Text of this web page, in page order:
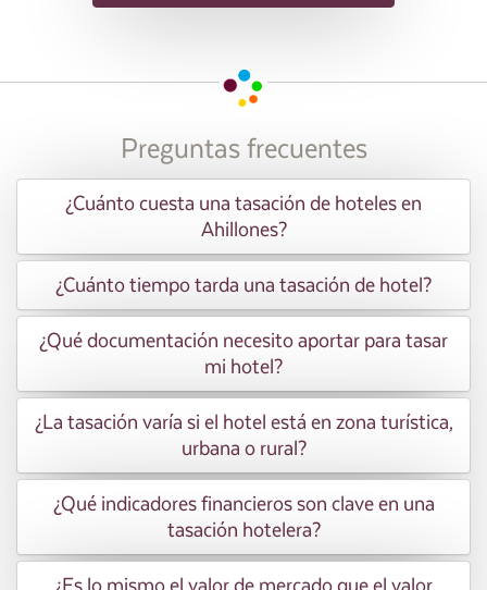
Preguntas frecuentes
¿Cuánto cuesta una tasación de hoteles en
Ahillones?
¿Cuánto tiempo tarda una tasación de hotel?
¿Qué documentación necesito aportar para tasar
mi hotel?
¿La tasación varía si el hotel está en zona turística,
urbana o rural?
¿Qué indicadores financieros son clave en una
tasación hotelera?